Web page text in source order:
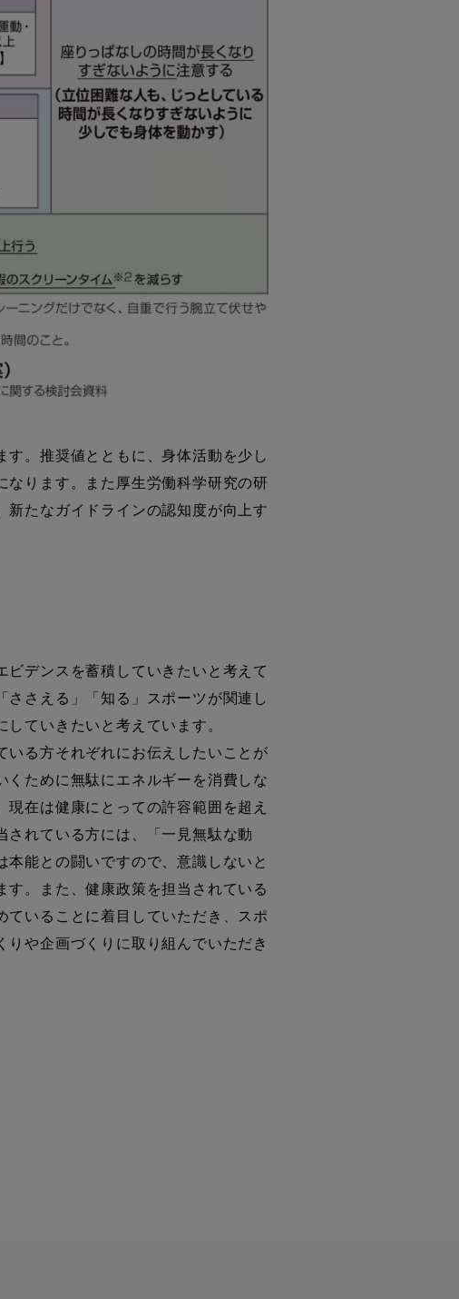
。推奨値とともに、身体活動を少し
なります。また厚生労働科学研究の研
たなガイドラインの認知度が向上す
デンスを蓄積していきたいと考えて
さえる」「知る」スポーツが関連し
ていきたいと考えています。
る方それぞれにお伝えしたいことが
ために無駄にエネルギーを消費しな
在は健康にとっての許容範囲を超え
されている方には、「一見無駄な動
能との闘いですので、意識しないと
。また、健康政策を担当されている
いることに着目していただき、スポ
や企画づくりに取り組んでいただき